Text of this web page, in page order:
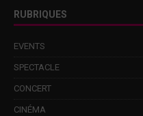
RUBRIQUES
EVENTS
SPECTACLE
CONCERT
CINÉMA